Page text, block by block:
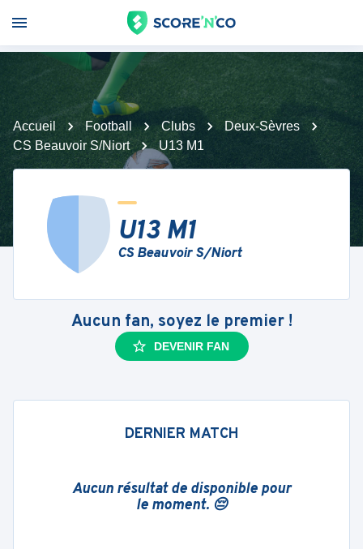
Accueil Football Clubs
Deux-Sèvres
CS Beauvoir S/Niort
U13 M1
U13 M1
CS Beauvoir S/Niort
Aucun fan, soyez le premier !
DEVENIR FAN
DERNIER MATCH
Aucun résultat de disponible pour
le moment. 😔